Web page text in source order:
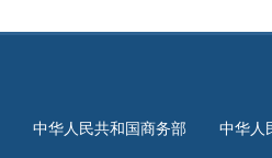
中华人民共和国商务部 中华人